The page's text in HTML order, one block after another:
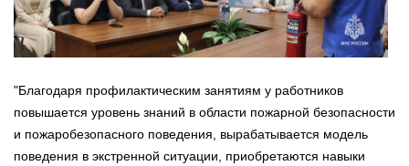
"Благодаря профилактическим занятиям у работников
повышается уровень знаний в области пожарной безопасности
и пожаробезопасного поведения, вырабатывается модель
поведения в экстренной ситуации, приобретаются навыки